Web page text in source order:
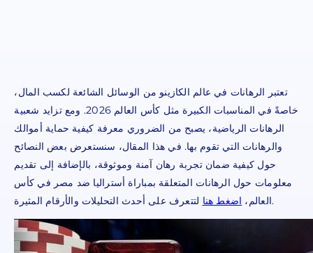
تعتبر الرهانات في عالم الكازينو من الوسائل الشائعة لكسب المال،
خاصةً في المناسبات الكبيرة مثل كأس العالم 2026. ومع تزايد شعبية
الرهانات الرياضية، يصبح من الضروري معرفة كيفية حماية أموالك
والرهانات التي تقوم بها. في هذا المقال، سنستعرض بعض النصائح
حول كيفية ضمان تجربة رهان آمنة وموثوقة، بالإضافة إلى تقديم
معلومات حول الرهانات المتعلقة بمباراة أستراليا ضد مصر في كأس
العالم، اضغط هنا لتتعرف على أحدث التحليلات والأرقام المثيرة.